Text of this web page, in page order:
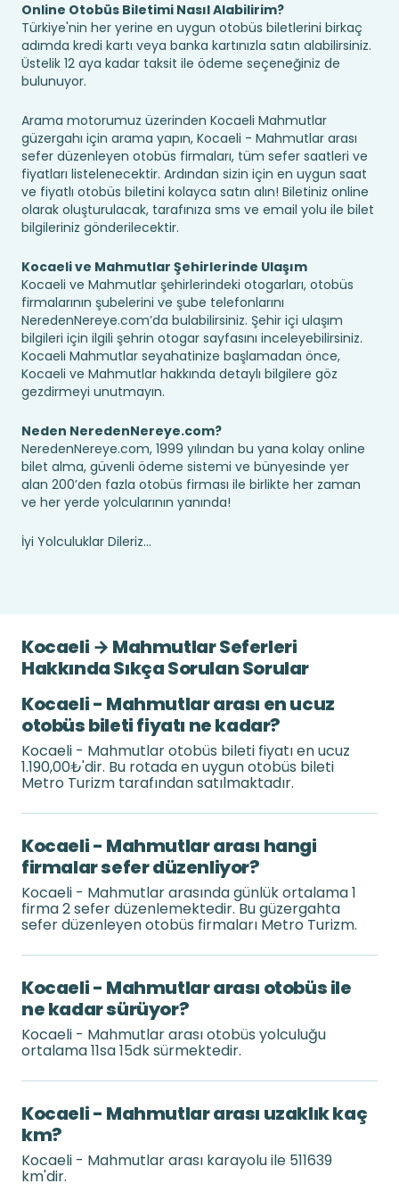
Online Otobüs Biletimi Nasıl Alabilirim?
Türkiye'nin her yerine en uygun otobüs biletlerini birkaç
adımda kredi kartı veya banka kartınızla satın alabilirsiniz.
Üstelik 12 aya kadar taksit ile ödeme seçeneğiniz de
bulunuyor.
Arama motorumuz üzerinden Kocaeli Mahmutlar
güzergahı için arama yapın, Kocaeli - Mahmutlar arası
sefer düzenleyen otobüs firmaları, tüm sefer saatleri ve
fiyatları listelenecektir. Ardından sizin için en uygun saat
ve fiyatlı otobüs biletini kolayca satın alın! Biletiniz online
olarak oluşturulacak, tarafınıza sms ve email yolu ile bilet
bilgileriniz gönderilecektir.
Kocaeli ve Mahmutlar Şehirlerinde Ulaşım
Kocaeli ve Mahmutlar şehirlerindeki otogarları, otobüs
firmalarının şubelerini ve şube telefonlarını
NeredenNereye.com’da bulabilirsiniz. Şehir içi ulaşım
bilgileri için ilgili şehrin otogar sayfasını inceleyebilirsiniz.
Kocaeli Mahmutlar seyahatinize başlamadan önce,
Kocaeli ve Mahmutlar hakkında detaylı bilgilere göz
gezdirmeyi unutmayın.
Neden NeredenNereye.com?
NeredenNereye.com, 1999 yılından bu yana kolay online
bilet alma, güvenli ödeme sistemi ve bünyesinde yer
alan 200’den fazla otobüs firması ile birlikte her zaman
ve her yerde yolcularının yanında!
İyi Yolculuklar Dileriz...
Kocaeli → Mahmutlar Seferleri
Hakkında Sıkça Sorulan Sorular
Kocaeli - Mahmutlar arası en ucuz
otobüs bileti fiyatı ne kadar?
Kocaeli - Mahmutlar otobüs bileti fiyatı en ucuz
1.190,00₺'dir. Bu rotada en uygun otobüs bileti
Metro Turizm tarafından satılmaktadır.
Kocaeli - Mahmutlar arası hangi
firmalar sefer düzenliyor?
Kocaeli - Mahmutlar arasında günlük ortalama 1
firma 2 sefer düzenlemektedir. Bu güzergahta
sefer düzenleyen otobüs firmaları Metro Turizm.
Kocaeli - Mahmutlar arası otobüs ile
ne kadar sürüyor?
Kocaeli - Mahmutlar arası otobüs yolculuğu
ortalama 11sa 15dk sürmektedir.
Kocaeli - Mahmutlar arası uzaklık kaç
km?
Kocaeli - Mahmutlar arası karayolu ile 511639
km'dir.